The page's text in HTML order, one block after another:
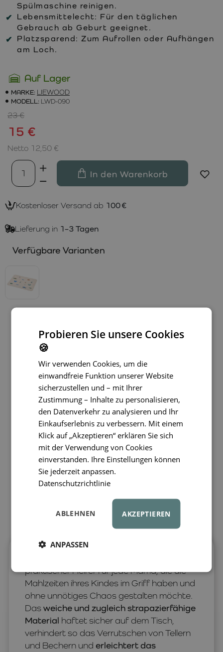
Spülmaschine reinigen.
Lebensmittelecht: Für den täglichen
Gebrauch ab Geburt geeignet.
Platzsparend: Zum Aufrollen oder Aufhängen
am Loch.
Auf Lager
MARKE: LIEWOOD
MODELL: LWD-090
15 €
23 €
Netto 12,50 €
In den Warenkorb
Kostenloser Versand ab 100 €
Lieferung in 1–3 Tagen
Verfügbare Varianten
praktischer Helfer für jede Mama, die die
Mahlzeiten ihres Kindes im Griff haben und
ohne unnötiges Chaos gestalten möchte.
Dasweiche und zugleich strapazierfähige
Material haftet sicher auf dem Tisch,
verhindert so das Verrutschen von Tellern
und Bechern und erleichtert das
Probieren Sie unsere Cookies
🍪
Wir verwenden Cookies, um die
einwandfreie Funktion unserer Website
sicherzustellen und – mit Ihrer
Zustimmung – Inhalte zu personalisieren,
den Datenverkehr zu analysieren und Ihr
Einkaufserlebnis zu verbessern. Mit einem
Klick auf „Akzeptieren“ erklären Sie sich
mit der Verwendung von Cookies
einverstanden. Ihre Einstellungen können
Sie jederzeit anpassen.
Datenschutzrichtlinie
AKZEPTIEREN
ABLEHNEN
ANPASSEN